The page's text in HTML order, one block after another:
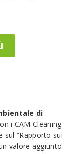
di
i CAM Cleaning
sul “Rapporto sui
valore aggiunto